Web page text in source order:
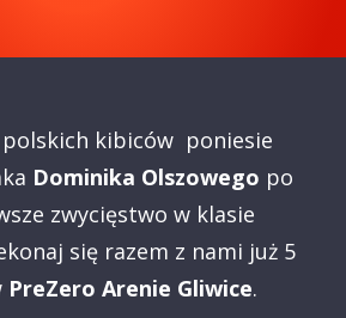
polskich kibiców poniesie
Dominika Olszowego po
zwycięstwo w klasie
się razem z nami już 5
PreZero Arenie Gliwice.